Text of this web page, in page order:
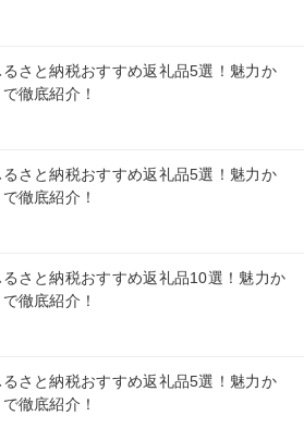
さと納税おすすめ返礼品5選！魅力か
徹底紹介！
さと納税おすすめ返礼品5選！魅力か
徹底紹介！
さと納税おすすめ返礼品10選！魅力か
徹底紹介！
さと納税おすすめ返礼品5選！魅力か
徹底紹介！